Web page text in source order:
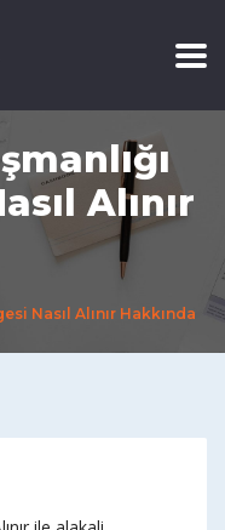
Alınır
Nasıl Alınır Hakkında